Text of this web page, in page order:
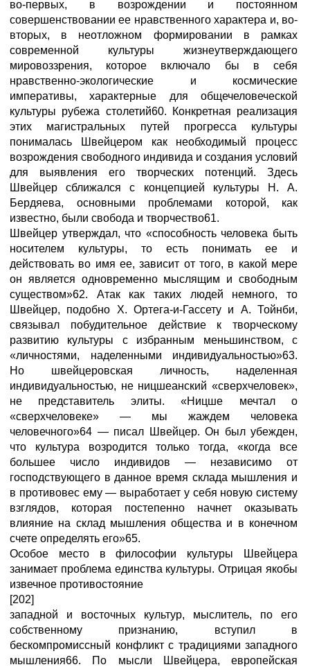
во-первых, в возрождении и постоянном
совершенствовании ее нравственного характера и, во-
вторых, в неотложном формировании в рамках
современной культуры жизнеутверждающего
мировоззрения, которое включало бы в себя
нравственно-экологические и космические
императивы, характерные для общечеловеческой
культуры рубежа столетий60. Конкретная реализация
этих магистральных путей прогресса культуры
понималась Швейцером как необходимый процесс
возрождения свободного индивида и создания условий
для выявления его творческих потенций. Здесь
Швейцер сближался с концепцией культуры Н. А.
Бердяева, основными проблемами которой, как
известно, были свобода и творчество61.
Швейцер утверждал, что «способность человека быть
носителем культуры, то есть понимать ее и
действовать во имя ее, зависит от того, в какой мере
он является одновременно мыслящим и свободным
существом»62. Атак как таких людей немного, то
Швейцер, подобно X. Ортега-и-Гассету и А. Тойнби,
связывал побудительное действие к творческому
развитию культуры с избранным меньшинством, с
«личностями, наделенными индивидуальностью»63.
Но швейцеровская личность, наделенная
индивидуальностью, не ницшеанский «сверхчеловек»,
не представитель элиты. «Ницше мечтал о
«сверхчеловеке» — мы жаждем человека
человечного»64 — писал Швейцер. Он был убежден,
что культура возродится только тогда, «когда все
большее число индивидов — независимо от
господствующего в данное время склада мышления и
в противовес ему — выработает у себя новую систему
взглядов, которая постепенно начнет оказывать
влияние на склад мышления общества и в конечном
счете определять его»65.
Особое место в философии культуры Швейцера
занимает проблема единства культуры. Отрицая якобы
извечное противостояние
[202]
западной и восточных культур, мыслитель, по его
собственному признанию, вступил в
бескомпромиссный конфликт с традициями западного
мышления66. По мысли Швейцера, европейская